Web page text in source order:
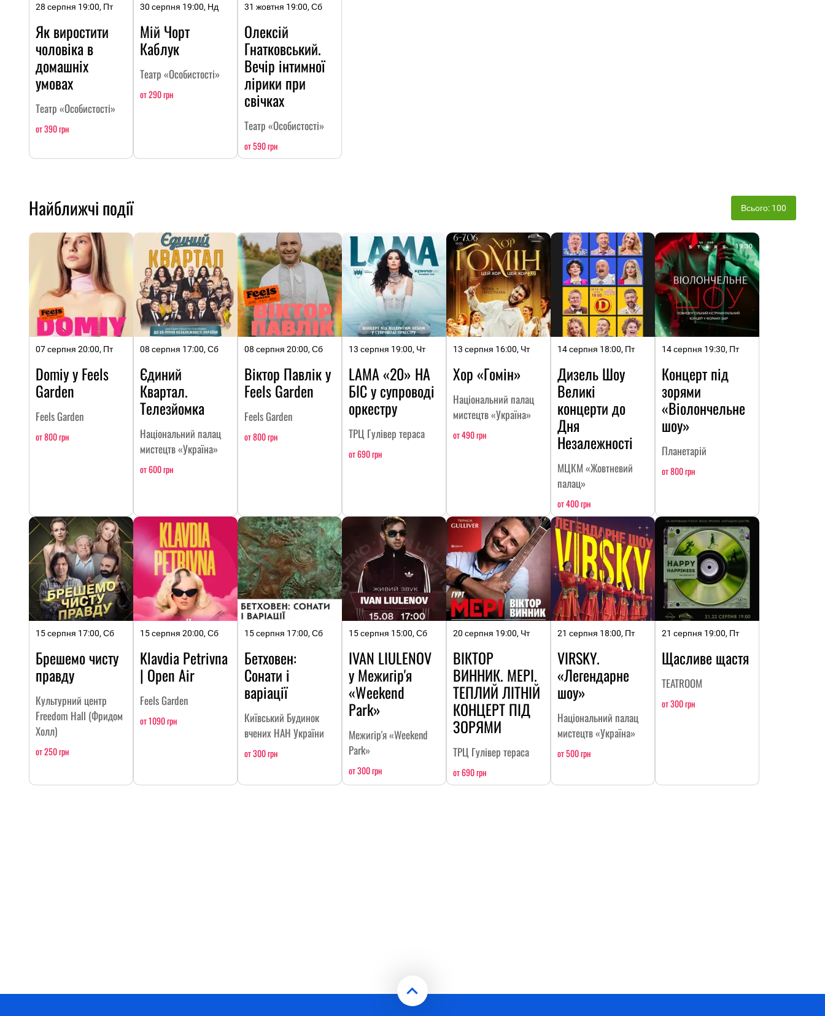
28 серпня 19:00, Пт
Як виростити
чоловіка в
домашніх
умовах
Театр «Особистості»
от 390 грн
30 серпня 19:00, Нд
Мій Чорт
Каблук
Театр «Особистості»
от 290 грн
31 жовтня 19:00, Сб
Олексій
Гнатковський.
Вечір інтимної
лірики при
свічках
Театр «Особистості»
от 590 грн
Найближчі події Всього: 100
07 серпня 20:00, Пт
Domiy у Feels
Garden
Feels Garden
от 800 грн
08 серпня 17:00, Сб
Єдиний
Квартал.
Телезйомка
Національний палац
мистецтв «Україна»
от 600 грн
08 серпня 20:00, Сб
Віктор Павлік у
Feels Garden
Feels Garden
от 800 грн
13 серпня 19:00, Чт
LAMA «20» НА
БІС у супроводі
оркестру
ТРЦ Гулівер тераса
от 690 грн
13 серпня 16:00, Чт
Хор «Гомін»
Національний палац
мистецтв «Україна»
от 490 грн
14 серпня 18:00, Пт
Дизель Шоу
Великі
концерти до
Дня
Незалежності
МЦКМ «Жовтневий
палац»
от 400 грн
14 серпня 19:30, Пт
Концерт під
зорями
«Віолончельне
шоу»
Планетарій
от 800 грн
15 серпня 17:00, Сб
Брешемо чисту
правду
Культурний центр
Freedom Hall (Фридом
Холл)
от 250 грн
15 серпня 20:00, Сб
Klavdia Petrivna
| Open Air
Feels Garden
от 1090 грн
15 серпня 17:00, Сб
Бетховен:
Сонати і
варіації
Київський Будинок
вчених НАН України
от 300 грн
15 серпня 15:00, Сб
IVAN LIULENOV
у Межигір'я
«Weekend
Park»
Межигір'я «Weekend
Park»
от 300 грн
20 серпня 19:00, Чт
ВІКТОР
ВИННИК. МЕРІ.
ТЕПЛИЙ ЛІТНІЙ
КОНЦЕРТ ПІД
ЗОРЯМИ
ТРЦ Гулівер тераса
от 690 грн
21 серпня 18:00, Пт
VIRSKY.
«Легендарне
шоу»
Національний палац
мистецтв «Україна»
от 500 грн
21 серпня 19:00, Пт
Щасливе щастя
TEATROOM
от 300 грн